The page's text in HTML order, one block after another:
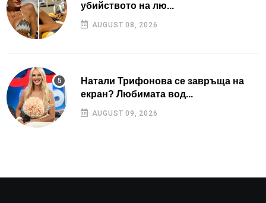
убийството на лю...
AUGUST 08, 2026
Натали Трифонова се завръща на
екран? Любимата вод...
AUGUST 09, 2026